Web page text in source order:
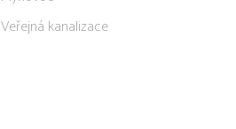
Veřejná kanalizace